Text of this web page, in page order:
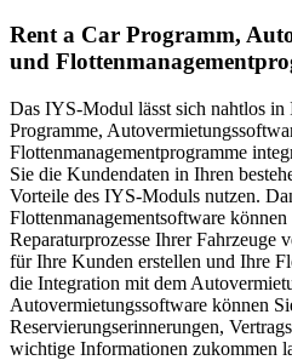
Rent a Car Programm,
und
Das IYS-Modul lässt sich nahtlos in
Programme,
Flottenmanagementprogramme
Sie die Kundendaten in Ihren
Vorteile des IYS-Moduls nutzen.
Flottenmanagementsoftware
Reparaturprozesse Ihrer Fahrzeuge
für Ihre Kunden erstellen und Ihre
die Integration mit dem
Autovermietungssoftware können
Reservierungserinnerungen,
wichtige Informationen zukommen